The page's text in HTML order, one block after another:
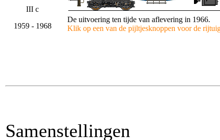
III c
1959 - 1968
De uitvoering ten tijde van aflevering in 1966.
Klik op een van de pijltjesknoppen voor de
Samenstellingen